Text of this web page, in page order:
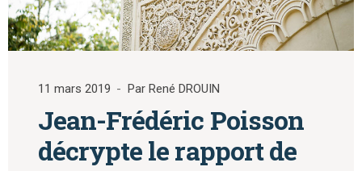
11 mars 2019 Par René DROUIN
Jean-Frédéric Poisson
décrypte le rapport de